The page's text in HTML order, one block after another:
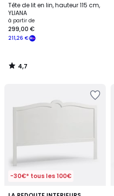
Tête de lit en lin, hauteur 115 cm,
YLIANA
à partir de
211,26 €
299,00 €
/ 5
4,7
/
-30€* tous les 100€